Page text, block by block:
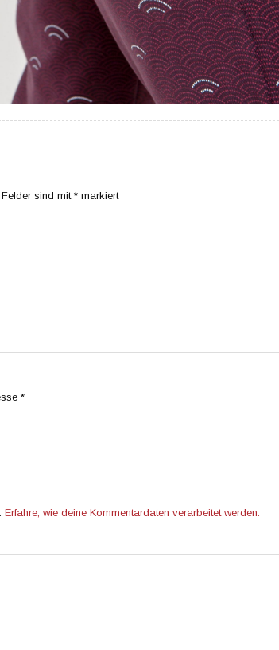
sind mit * markiert
*
Erfahre, wie deine Kommentardaten verarbeitet werden.